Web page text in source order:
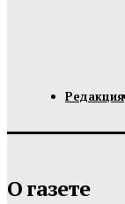
Редакция
О газете